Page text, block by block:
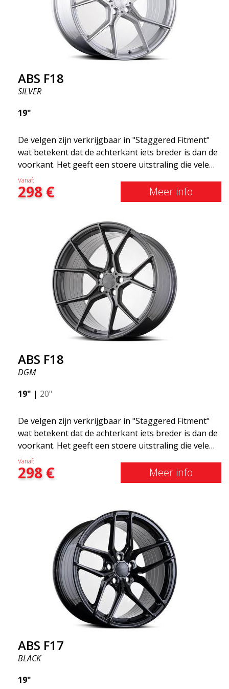
trots op dat we ze in het assortiment hebben!
ABS F18
SILVER
19"
De velgen zijn verkrijgbaar in "Staggered Fitment"
wat betekent dat de achterkant iets breder is dan de
voorkant. Het geeft een stoere uitstraling die velen
associëren met racen. (kan ook hetzelfde rond
krijgen) Met andere woorden, het ABS F18 zijn
velgen die je auto een iets sportievere uitstraling
velgen zijn die je ongelooflijk goede prestaties
geven. Dit staat in relatie tot wat je ervoor moet
betalen. De geavanceerde productietechnologie
Flow Forming betekent dat de velgen zowel sterker
als lichter zijn dan gewone aluminium wielen. Dit
merk je bij het rijden met het ABS F18. We zijn er
trots op dat we ze in het assortiment hebben!
Vanaf:
298€ Meer info
ABS F18
DGM
19" | 20"
De velgen zijn verkrijgbaar in "Staggered Fitment"
wat betekent dat de achterkant iets breder is dan de
voorkant. Het geeft een stoere uitstraling die velen
associëren met racen. (kan ook hetzelfde rond
krijgen) Met andere woorden, het ABS F18 zijn
velgen die je auto een iets sportievere uitstraling
geven. Dit staat in relatie tot wat je ervoor moet
betalen. De geavanceerde productietechnologie
Flow Forming betekent dat de velgen zowel sterker
als lichter zijn dan gewone aluminium wielen. Dit
merk je bij het rijden met het ABS F18. We zijn er
trots op dat we ze in het assortiment hebben!
Vanaf:
298€ Meer info
ABS F17
BLACK
19"